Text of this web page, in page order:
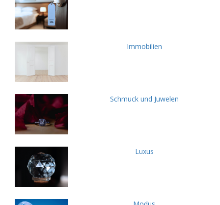
Immobilien
Schmuck und Juwelen
Luxus